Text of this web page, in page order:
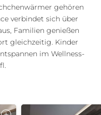
gehören
verbindet sich über
Familien genießen
gleichzeitig. Kinder
im Wellness-